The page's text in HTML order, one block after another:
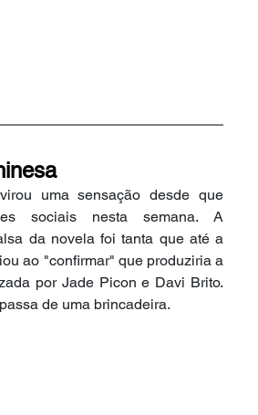
uma sensação desde que
sociais nesta semana. A
da novela foi tanta que até a
ao "confirmar" que produziria a
por Jade Picon e Davi Brito.
de uma brincadeira.